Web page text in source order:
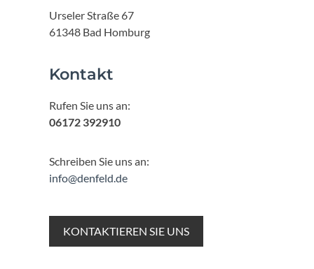
Urseler Straße 67
61348 Bad Homburg
Kontakt
Rufen Sie uns an:
06172 392910
Schreiben Sie uns an:
info@denfeld.de
KONTAKTIEREN SIE UNS